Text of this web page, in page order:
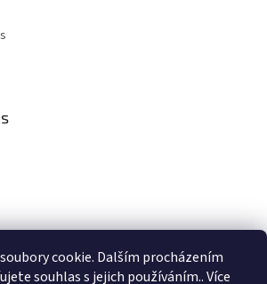
cookie. Dalším procházením
souhlas s jejich používáním.. Více